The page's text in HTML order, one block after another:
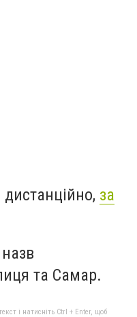
за
та Самар.
і натисніть Ctrl + Enter, щоб